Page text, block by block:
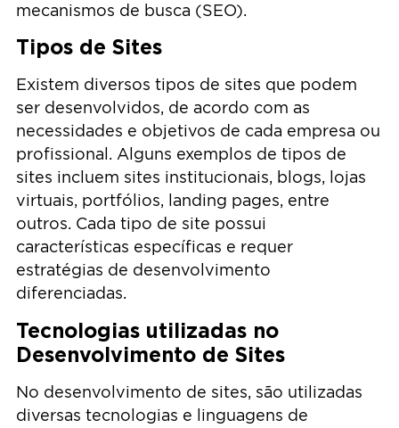
mecanismos de busca (SEO).
Tipos de Sites
Existem diversos tipos de sites que podem
ser desenvolvidos, de acordo com as
necessidades e objetivos de cada empresa ou
profissional. Alguns exemplos de tipos de
sites incluem sites institucionais, blogs, lojas
virtuais, portfólios, landing pages, entre
outros. Cada tipo de site possui
características específicas e requer
estratégias de desenvolvimento
diferenciadas.
Tecnologias utilizadas no
Desenvolvimento de Sites
No desenvolvimento de sites, são utilizadas
diversas tecnologias e linguagens de